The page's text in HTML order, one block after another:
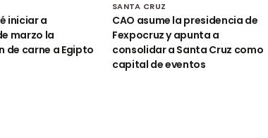
iniciar a
marzo la
de carne a Egipto
SANTA CRUZ
CAO asume la presidencia de
Fexpocruz y apunta a
consolidar a Santa Cruz como
capital de eventos